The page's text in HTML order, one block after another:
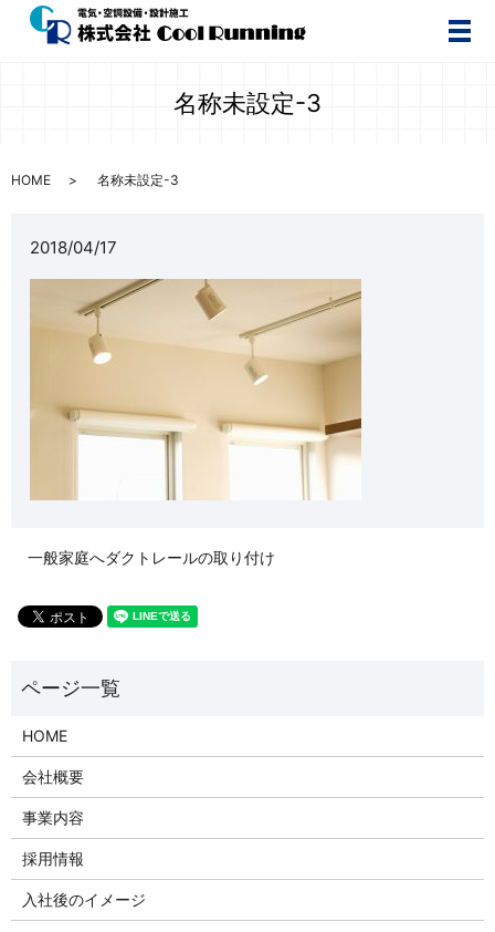
メ
名称未設定-3
HOME 名称未設定-3
2018/04/17
一般家庭へダクトレールの取り付け
HOME
会社概要
事業内容
採用情報
入社後のイメージ